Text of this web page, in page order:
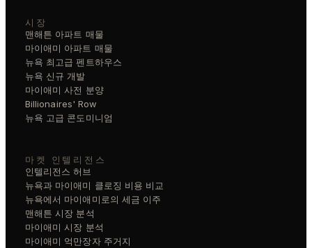
시장
맨해튼 아파트 매물
마이애미 아파트 매물
뉴욕 최고급 펜트하우스
뉴욕 신규 개발
마이애미 사전 분양
Billionaires' Row
뉴욕 고급 콘도미니엄
마켓 인텔리전스
인텔리전스 허브
뉴욕과 마이애미 클로징 비용 비교
뉴욕에서 마이애미로의 세금 이주
맨해튼 시장 분석
마이애미 시장 분석
마이애미 억만장자 주거지